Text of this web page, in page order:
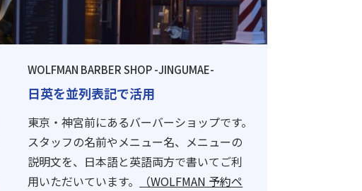
WOLFMAN BARBER SHOP -JINGUMAE-
日英を並列表記で活用
東京・神宮前にあるバーバーショップです。
スタッフの名前やメニュー名、メニューの
説明文を、日本語と英語両方で書いてご利
用いただいています。
（WOLFMAN 予約ペ